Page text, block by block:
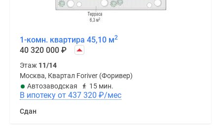
1-комн. квартира 45,10 м2
40 320 000 ₽
Этаж 11/14
Москва, Квартал Foriver (Форивер)
Автозаводская
15 мин.
В ипотеку от 437 320 ₽/мес
Сдан